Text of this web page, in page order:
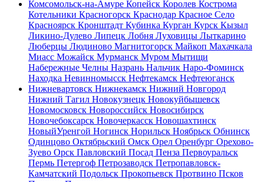
Комсомольск-на-Амуре Копейск Королев Кострома
Котельники Красногорск Краснодар Красное Село
Красноярск Кронштадт Кубинка Курган Курск Кызыл
Ликино-Дулево Липецк Лобня Луховицы Лыткарино
Люберцы Людиново Магнитогорск Майкоп Махачкала
Миасс Можайск Мурманск Муром Мытищи
Набережные Челны Назрань Нальчик Наро-Фоминск
Находка Невинномысск Нефтекамск Нефтеюганск
Нижневартовск Нижнекамск Нижний Новгород
Нижний Тагил Новокузнецк Новокуйбышевск
Новомосковск Новороссийск Новосибирск
Новочебоксарск Новочеркасск Новошахтинск
НовыйУренгой Ногинск Норильск Ноябрьск Обнинск
Одинцово Октябрьский Омск Орел Оренбург Орехово-
Зуево Орск Павловский Посад Пенза Первоуральск
Пермь Петергоф Петрозаводск Петропавловск-
Камчатский Подольск Прокопьевск Протвино Псков